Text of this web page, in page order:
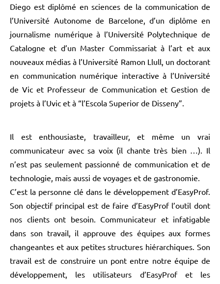
Diego est diplômé en sciences de la communication de
l’Université Autonome de Barcelone, d’un diplôme en
journalisme numérique à l’Université Polytechnique de
Catalogne et d’un Master Commissariat à l’art et aux
nouveaux médias à l’Université Ramon Llull, un doctorant
en communication numérique interactive à l’Université
de Vic et Professeur de Communication et Gestion de
projets à l’Uvic et à “l’Escola Superior de Disseny”.
Il est enthousiaste, travailleur, et même un vrai
communicateur avec sa voix (il chante très bien …). Il
n’est pas seulement passionné de communication et de
technologie, mais aussi de voyages et de gastronomie.
C’est la personne clé dans le développement d’EasyProf.
Son objectif principal est de faire d’EasyProf l’outil dont
nos clients ont besoin. Communicateur et infatigable
dans son travail, il approuve des équipes aux formes
changeantes et aux petites structures hiérarchiques. Son
travail est de construire un pont entre notre équipe de
développement, les utilisateurs d’EasyProf et les